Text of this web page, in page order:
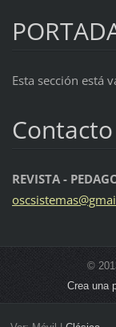
Esta sección está
Contacto
REVISTA -
oscsistemas@gmai
©
Crea una